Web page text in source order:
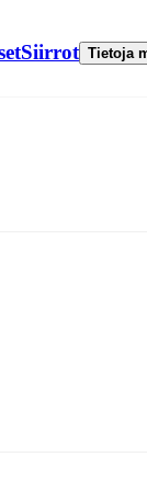
Siirrot Tietoja